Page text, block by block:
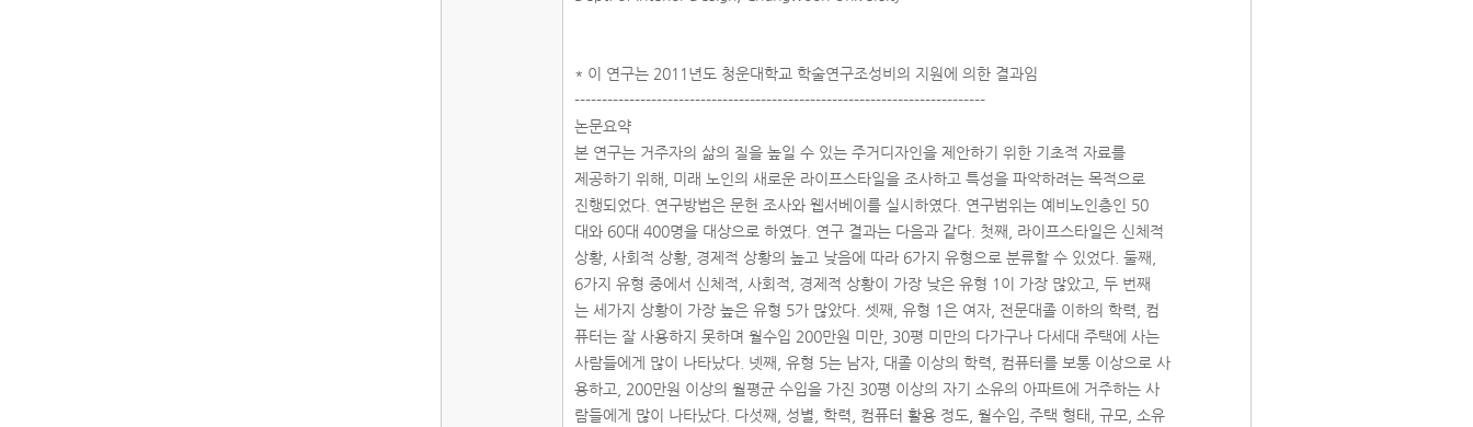
* 이 연구는 2011년도 청운대학교 학술연구조성비의 지원에 의한 결과임
---------------------------------------------------------------------------
논문요약
본 연구는 거주자의 삶의 질을 높일 수 있는 주거디자인을 제안하기 위한 기초적 자료를
제공하기 위해, 미래 노인의 새로운 라이프스타일을 조사하고 특성을 파악하려는 목적으로
진행되었다. 연구방법은 문헌 조사와 웹서베이를 실시하였다. 연구범위는 예비노인층인 50
대와 60대 400명을 대상으로 하였다. 연구 결과는 다음과 같다. 첫째, 라이프스타일은 신체적
상황, 사회적 상황, 경제적 상황의 높고 낮음에 따라 6가지 유형으로 분류할 수 있었다. 둘째,
6가지 유형 중에서 신체적, 사회적, 경제적 상황이 가장 낮은 유형 1이 가장 많았고, 두 번째
는 세가지 상황이 가장 높은 유형 5가 많았다. 셋째, 유형 1은 여자, 전문대졸 이하의 학력, 컴
퓨터는 잘 사용하지 못하며 월수입 200만원 미만, 30평 미만의 다가구나 다세대 주택에 사는
사람들에게 많이 나타났다. 넷째, 유형 5는 남자, 대졸 이상의 학력, 컴퓨터를 보통 이상으로 사
용하고, 200만원 이상의 월평균 수입을 가진 30평 이상의 자기 소유의 아파트에 거주하는 사
람들에게 많이 나타났다. 다섯째, 성별, 학력, 컴퓨터 활용 정도, 월수입, 주택 형태, 규모, 소유